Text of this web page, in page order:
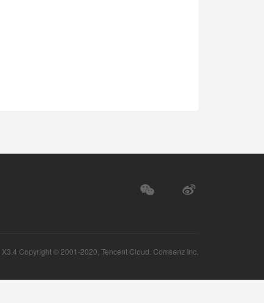
X3.4 Copyright © 2001-2020, Tencent Cloud. Comsenz Inc.